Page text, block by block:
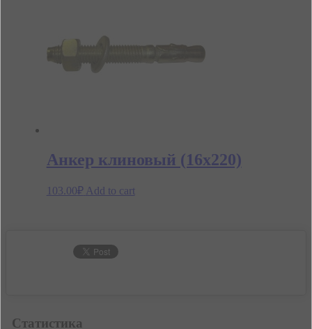
Анкер клиновый (16х220)
103.00₽ Add to cart
Статистика